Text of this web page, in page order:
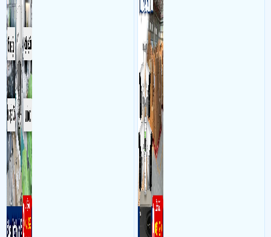
camera quan sát
lắp thêm 1 cam KX-AD2111CN-A-VN,đi lại cam ,wifi trên
lầu
- Khách Lắp Camera Lẩu Bò Trăm Rưỡi
Địa điểm lăp đặt camera 701
phan văn trị,phường 1,gò vấp Sử dụng
Dịch vụ camera quan sát
KX-AD2111CN-A-VN,1 sw poe 4 Ms106lp
- Khách Lắp Camera A. Nguyên
Địa điểm lăp đặt camera 6/11 liên khu
10-11, Bình Tân Sử dụng
Dịch vụ camera quan sát
seagate HDD, 1 switch LS1005 1 cam DH-H3AE 2 cam KX- AD2111CN-A-
VN 1 đầu ghi KX -A8124N2 - VN